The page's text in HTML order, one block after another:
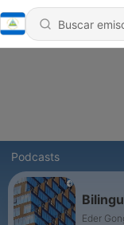
Podcasts
Eder